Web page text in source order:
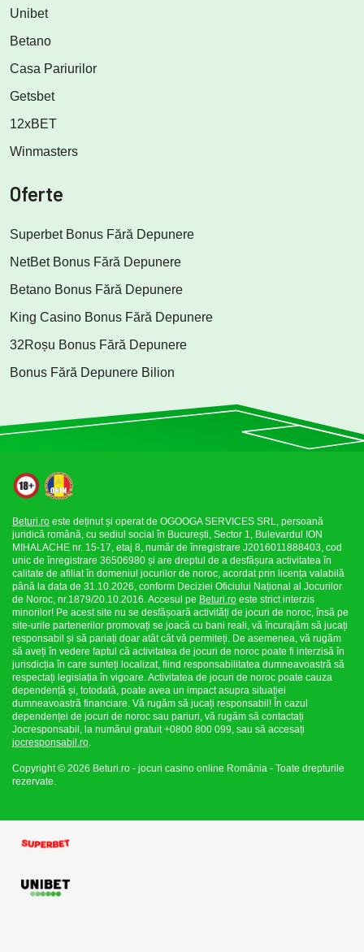
Unibet
Betano
Casa Pariurilor
Getsbet
12xBET
Winmasters
Oferte
Superbet Bonus Fără Depunere
NetBet Bonus Fără Depunere
Betano Bonus Fără Depunere
King Casino Bonus Fără Depunere
32Roșu Bonus Fără Depunere
Bonus Fără Depunere Bilion
Beturi.ro este deținut și operat de OGOOGA SERVICES SRL, persoană
juridică română, cu sediul social în București, Sector 1, Bulevardul ION
MIHALACHE nr. 15-17, etaj 8, număr de înregistrare J2016011888403, cod
unic de înregistrare 36506980 și are dreptul de a desfășura activitatea în
calitate de afiliat în domeniul jocurilor de noroc, acordat prin licența valabilă
până la data de 31.10.2026, conform Deciziei Oficiului Național al Jocurilor
de Noroc, nr.1879/20.10.2016. Accesul pe Beturi.ro este strict interzis
minorilor! Pe acest site nu se desfășoară activități de jocuri de noroc, însă pe
site-urile partenerilor promovați se joacă cu bani reali, vă încurajăm să jucați
responsabil și să pariați doar atât cât vă permiteți. De asemenea, vă rugăm
să aveți în vedere faptul că activitatea de jocuri de noroc poate fi interzisă în
jurisdicția în care sunteți localizat, fiind responsabilitatea dumneavoastră să
respectați legislația în vigoare. Activitatea de jocuri de noroc poate cauza
dependență și, totodată, poate avea un impact asupra situației
dumneavoastră financiare. Vă rugăm să jucați responsabil! În cazul
dependenței de jocuri de noroc sau pariuri, vă rugăm să contactați
Jocresponsabil, la numărul gratuit +0800 800 099, sau să accesați
jocresponsabil.ro.
Copyright © 2026 Beturi.ro - jocuri casino online România - Toate drepturile
rezervate.